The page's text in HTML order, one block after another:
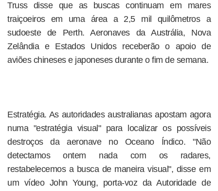
Truss disse que as buscas continuam em mares
traiçoeiros em uma área a 2,5 mil quilômetros a
sudoeste de Perth. Aeronaves da Austrália, Nova
Zelândia e Estados Unidos receberão o apoio de
aviões chineses e japoneses durante o fim de semana.
Estratégia. As autoridades australianas apostam agora
numa "estratégia visual" para localizar os possíveis
destroços da aeronave no Oceano Índico. "Não
detectamos ontem nada com os radares,
restabelecemos a busca de maneira visual", disse em
um vídeo John Young, porta-voz da Autoridade de